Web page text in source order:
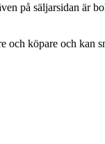
på säljarsidan är
köpare och